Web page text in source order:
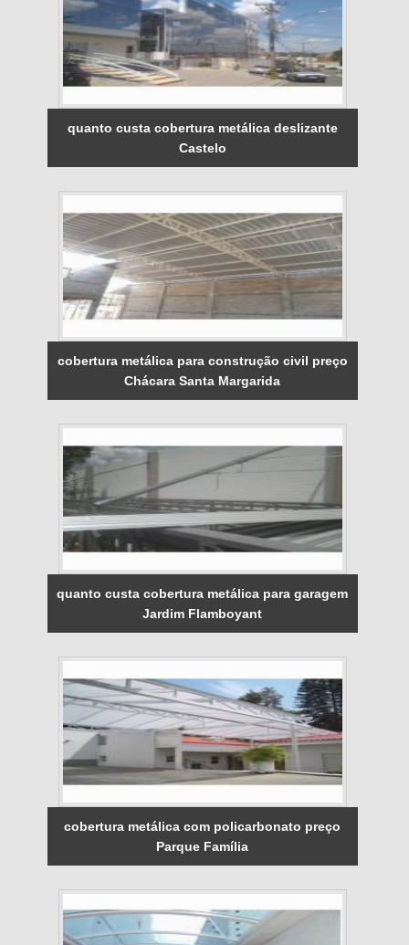
quanto custa cobertura metálica deslizante
Castelo
cobertura metálica para construção civil preço
Chácara Santa Margarida
quanto custa cobertura metálica para garagem
Jardim Flamboyant
cobertura metálica com policarbonato preço
Parque Família